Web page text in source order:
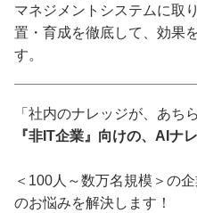
マネジメントシステムに取
置・育成を徹底して、効果
す。
「社内のナレッジが、あち
『非IT企業』向けの、AIナ
＜100人～数万名規模＞の
のお悩みを解決します！